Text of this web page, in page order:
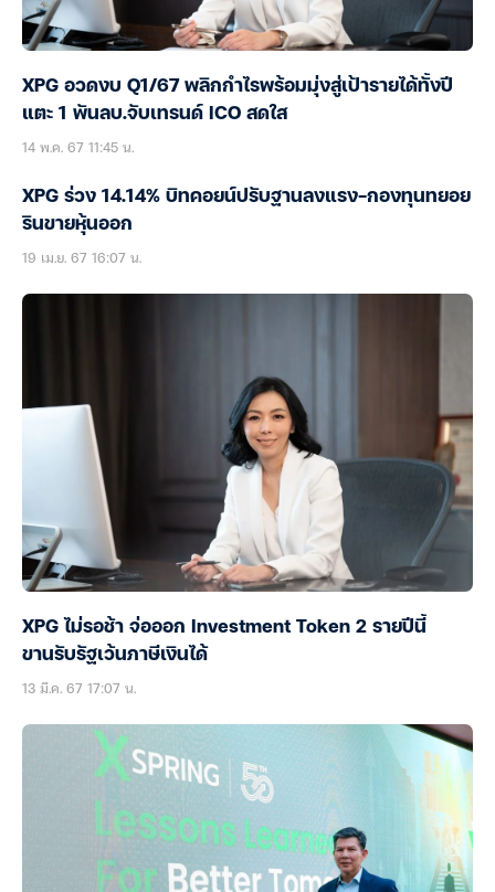
XPG อวดงบ Q1/67 พลิกกำไรพร้อมมุ่งสู่เป้ารายได้ทั้งปี
แตะ 1 พันลบ.จับเทรนด์ ICO สดใส
14 พ.ค. 67 11:45 น.
XPG ร่วง 14.14% บิทคอยน์ปรับฐานลงแรง-กองทุนทยอย
รินขายหุ้นออก
19 เม.ย. 67 16:07 น.
XPG ไม่รอช้า จ่อออก Investment Token 2 รายปีนี้
ขานรับรัฐเว้นภาษีเงินได้
13 มี.ค. 67 17:07 น.